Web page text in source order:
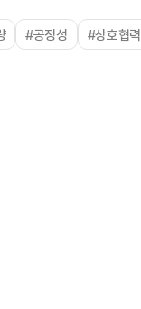
#공정성 #상호협력